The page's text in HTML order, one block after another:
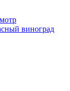
виноград